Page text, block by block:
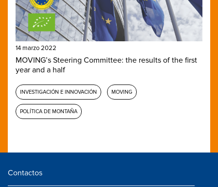
14 marzo 2022
MOVING’s Steering Committee: the results of the first
year and a half
INVESTIGACIÓN E INNOVACIÓN MOVING
POLÍTICA DE MONTAÑA
Contactos